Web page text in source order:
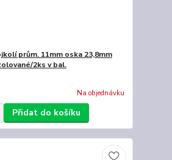
prům. 11mm oska 23,8mm
2ks v bal.
Na objednávku
Přidat do košíku